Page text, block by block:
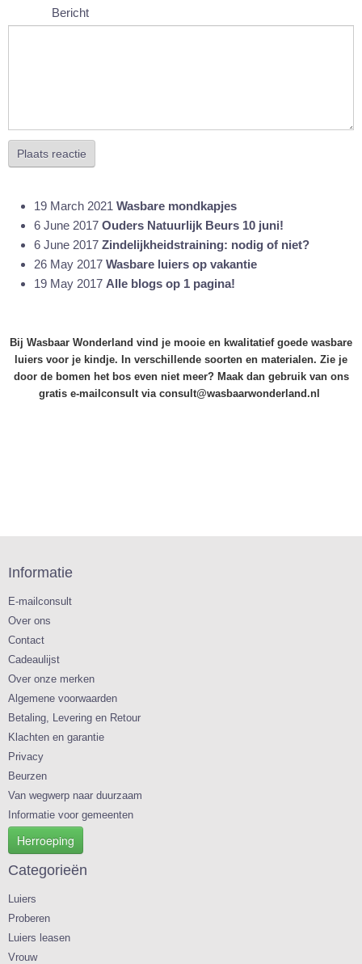
Bericht
Plaats reactie
19 March 2021 Wasbare mondkapjes
6 June 2017 Ouders Natuurlijk Beurs 10 juni!
6 June 2017 Zindelijkheidstraining: nodig of niet?
26 May 2017 Wasbare luiers op vakantie
19 May 2017 Alle blogs op 1 pagina!
Bij Wasbaar Wonderland vind je mooie en kwalitatief goede wasbare
luiers voor je kindje. In verschillende soorten en materialen. Zie je
door de bomen het bos even niet meer? Maak dan gebruik van ons
gratis e-mailconsult via consult@wasbaarwonderland.nl
Informatie
E-mailconsult
Over ons
Contact
Cadeaulijst
Over onze merken
Algemene voorwaarden
Betaling, Levering en Retour
Klachten en garantie
Privacy
Beurzen
Van wegwerp naar duurzaam
Informatie voor gemeenten
Herroeping
Categorieën
Luiers
Proberen
Luiers leasen
Vrouw